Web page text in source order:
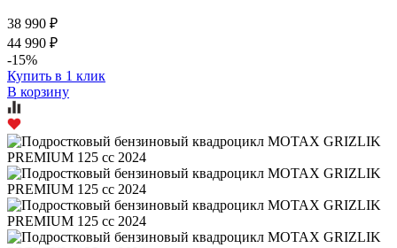
38 990 ₽
44 990 ₽
-15%
Купить в 1 клик
В корзину